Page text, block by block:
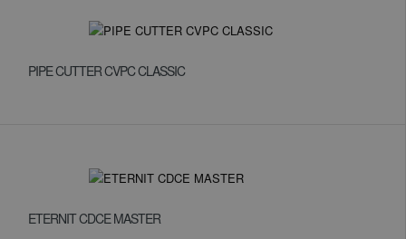
PIPE CUTTER CVPC CLASSIC
ETERNIT CDCE MASTER